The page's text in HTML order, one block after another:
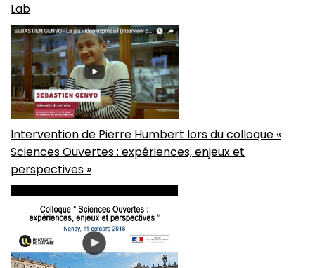
Lab
Intervention de Pierre Humbert lors du colloque «
Sciences Ouvertes : expériences, enjeux et
perspectives »